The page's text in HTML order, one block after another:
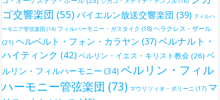
ゴ交響楽団 (55) バイエルン放送交響楽団 (39) フィルハ
ーモニア管弦楽団 (14) フィルハーモニー・ガスタイク (18) ヘラクレス・ザール
(21) ヘルベルト・フォン・カラヤン (37)ベルナルト・
ハイティンク (42) ベルリン・イエス・キリスト教会 (26) ベ
ルリン・フィルハーモニー (34)ベルリン・フィル
ハーモニー管弦楽団 (73) マウリツィオ・ポリーニ (17) マ